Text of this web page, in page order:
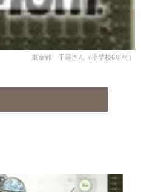
東京都 千尋さん（小学校6年生）